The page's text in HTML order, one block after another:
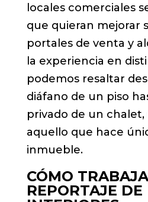
locales comerciales
que quieran mejorar
portales de venta y
la experiencia en
podemos resaltar
diáfano de un piso
privado de un
aquello que hace
inmueble.
CÓMO
REPORTAJE DE